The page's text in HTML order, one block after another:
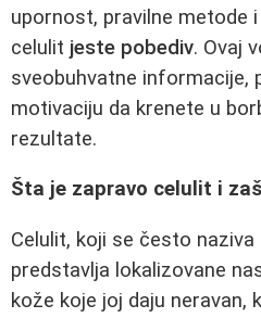
upornost, pravilne metode
celulit jeste pobediv. Ovaj
sveobuhvatne informacije,
motivaciju da krenete u
rezultate.
Šta je zapravo celulit i
Celulit, koji se često naziva
predstavlja lokalizovane
kože koje joj daju neravan,